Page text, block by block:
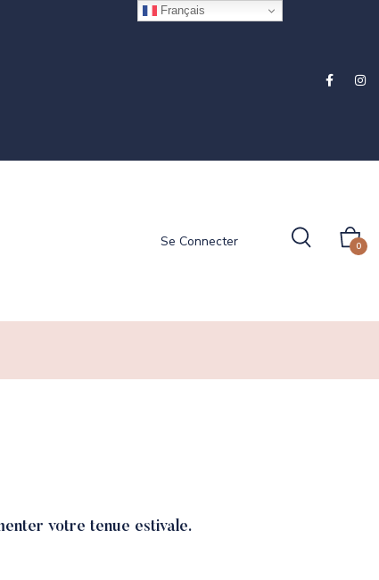
Se Connecter 0
votre tenue estivale.
Français